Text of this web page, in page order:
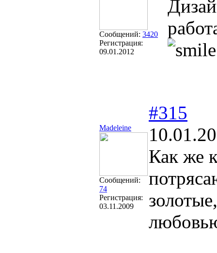
Сообщений: 3420
Регистрация:
09.01.2012
Madeleine
Сообщений:
74
Регистрация:
03.11.2009
#315
Как же